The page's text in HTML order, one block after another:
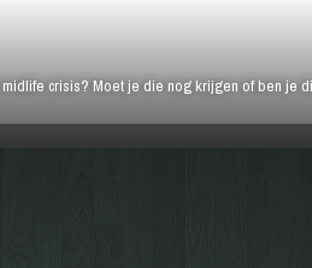
crisis? Moet je die nog krijgen of ben je